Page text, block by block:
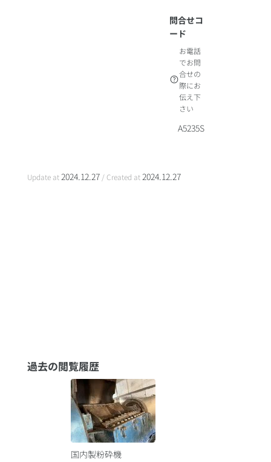
問合せコ
ード
お電話
でお問
合せの
際にお
伝え下
さい
A5235S
Update at 2024.12.27/ Created at 2024.12.27
過去の閲覧履歴
国内製粉砕機